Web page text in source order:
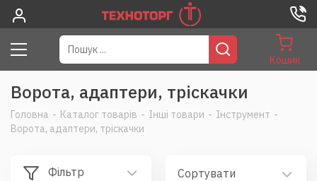
Кошик
Ворота, адаптери, тріскачки
Головна - Каталог товарів - Інші товари - Інструмент -
Ворота, адаптери, тріскачки
Фільтр Сортувати